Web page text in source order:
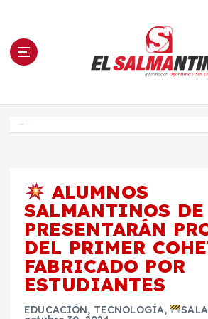
n El Salmantino -
ALUMNOS
SALMANTINOS DE
PRESENTARÁN
DEL PRIMER
FABRICADO POR
ESTUDIANTES
EDUCACIÓN, TECNOLOGÍA,